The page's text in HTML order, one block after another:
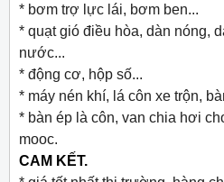
* bơm trợ lực lái, bơm ben...
* quạt gió điều hòa, dàn nóng,
nước...
* động cơ, hộp số...
* máy nén khí, lá côn xe trộn,
* bàn ép là côn, van chia hơi
mooc.
CAM KẾT.